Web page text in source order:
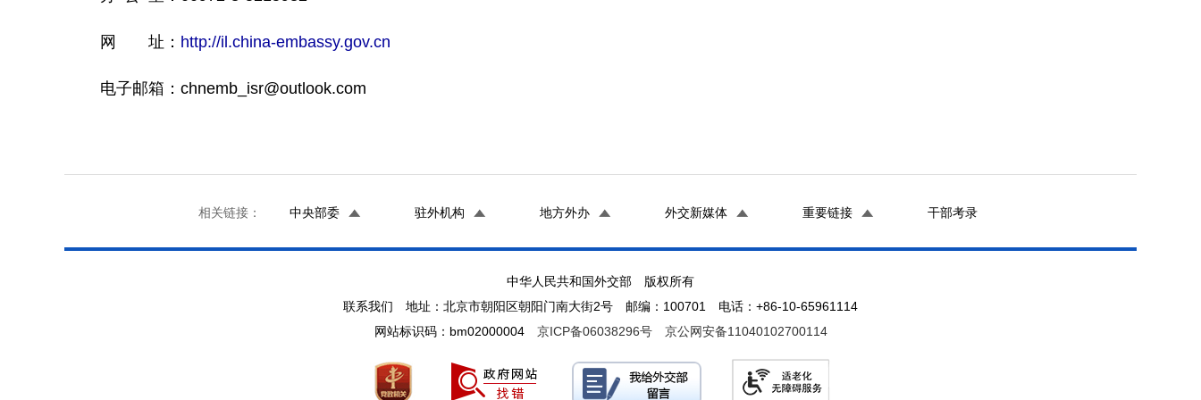
网 址： http://il.china-embassy.gov.cn
电子邮箱：chnemb_isr@outlook.com
相关链接： 中央部委 驻外机构 地方外办 外交新媒体 重要链接 干部考录
中华人民共和国外交部 版权所有
联系我们 地址：北京市朝阳区朝阳门南大街2号 邮编：100701 电话：+86-10-65961114
网站标识码：bm02000004 京ICP备06038296号 京公网安备11040102700114